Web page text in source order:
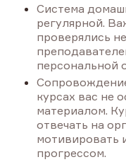
Система
регулярной.
проверялись
персональной
курсах вас не
материалом.
отвечать на
мотивировать
прогрессом.